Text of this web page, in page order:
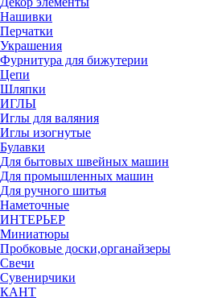
Нашивки
Перчатки
Украшения
Фурнитура для бижутерии
Цепи
Шляпки
ИГЛЫ
Иглы для валяния
Иглы изогнутые
Булавки
Для бытовых швейных машин
Для промышленных машин
Для ручного шитья
Наметочные
ИНТЕРЬЕР
Миниатюры
Пробковые доски,органайзеры
Свечи
Сувенирчики
КАНТ